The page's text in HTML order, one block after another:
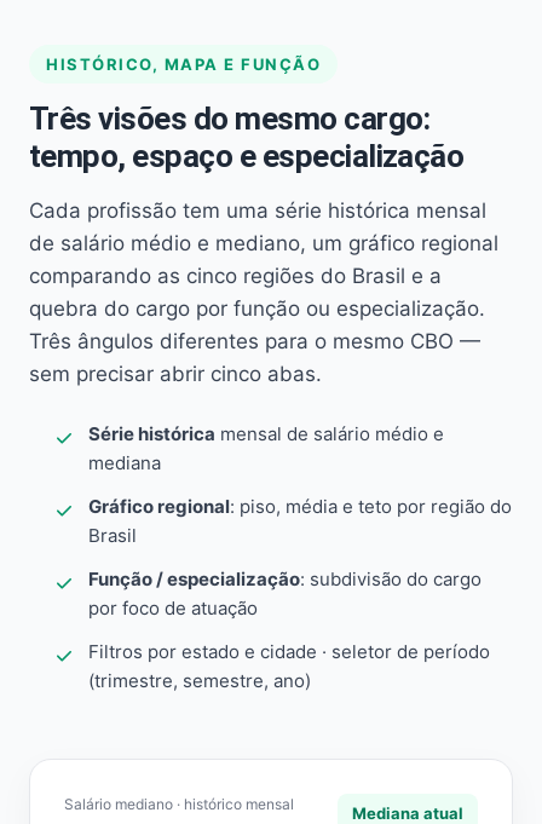
HISTÓRICO, MAPA E FUNÇÃO
Três visões do mesmo cargo:
tempo, espaço e especialização
Cada profissão tem uma série histórica mensal
de salário médio e mediano, um gráfico regional
comparando as cinco regiões do Brasil e a
quebra do cargo por função ou especialização.
Três ângulos diferentes para o mesmo CBO —
sem precisar abrir cinco abas.
Série histórica mensal de salário médio e
mediana
Gráfico regional: piso, média e teto por região do
Brasil
Função / especialização: subdivisão do cargo
por foco de atuação
Filtros por estado e cidade · seletor de período
(trimestre, semestre, ano)
Salário mediano · histórico mensal Mediana atual